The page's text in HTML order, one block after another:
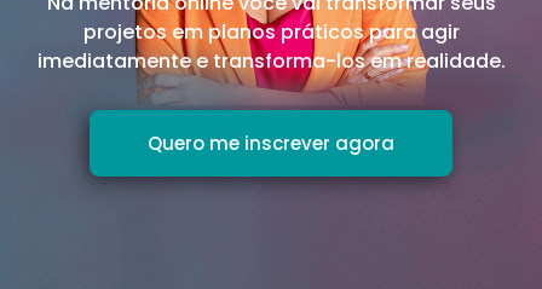
projetos em planos práticos para agir
imediatamente e transforma-los em realidade.
Quero me inscrever agora